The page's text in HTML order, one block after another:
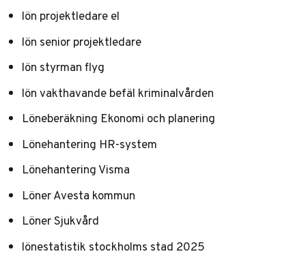
lön projektledare el
lön senior projektledare
lön styrman flyg
lön vakthavande befäl kriminalvården
Löneberäkning Ekonomi och planering
Lönehantering HR-system
Lönehantering Visma
Löner Avesta kommun
Löner Sjukvård
lönestatistik stockholms stad 2025